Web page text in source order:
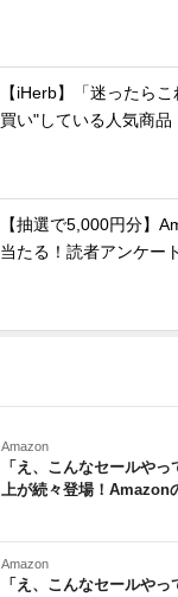
【iHerb】「迷ったら
買い"している人気商品
【抽選で5,000円分】
当たる！読者アンケー
Amazon
「え、こんなセールや
上が続々登場！Amazon
Amazon
「え、こんなセールや